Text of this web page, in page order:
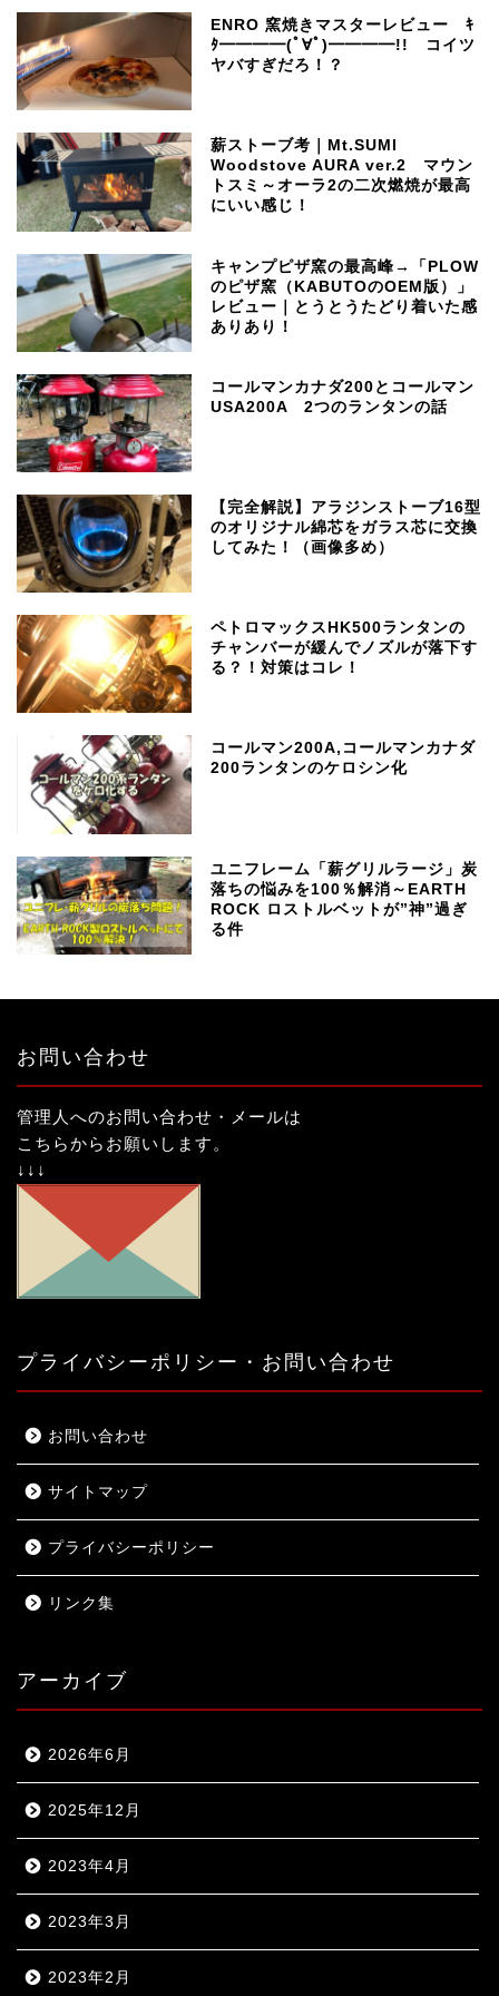
ENRO 窯焼きマスターレビュー ｷ
ﾀ━━━━(ﾟ∀ﾟ)━━━━!! コイツ
ヤバすぎだろ！？
薪ストーブ考｜Mt.SUMI
Woodstove AURA ver.2 マウン
トスミ～オーラ2の二次燃焼が最高
にいい感じ！
キャンプピザ窯の最高峰→「PLOW
のピザ窯（KABUTOのOEM版）」
レビュー｜とうとうたどり着いた感
ありあり！
コールマンカナダ200とコールマン
USA200A 2つのランタンの話
【完全解説】アラジンストーブ16型
のオリジナル綿芯をガラス芯に交換
してみた！（画像多め）
ペトロマックスHK500ランタンの
チャンバーが緩んでノズルが落下す
る？！対策はコレ！
コールマン200A,コールマンカナダ
200ランタンのケロシン化
ユニフレーム「薪グリルラージ」炭
落ちの悩みを100％解消～EARTH
ROCK ロストルベットが”神”過ぎ
る件
お問い合わせ
管理人へのお問い合わせ・メールは
こちらからお願いします。
↓↓↓
プライバシーポリシー・お問い合わせ
お問い合わせ
サイトマップ
プライバシーポリシー
リンク集
アーカイブ
2026年6月
2025年12月
2023年4月
2023年3月
2023年2月